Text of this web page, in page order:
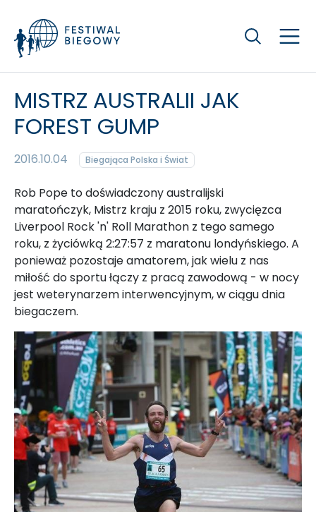
Szukaj
MISTRZ AUSTRALII JAK
FOREST GUMP
2016.10.04 Biegająca Polska i Świat
Rob Pope to doświadczony australijski
maratończyk, Mistrz kraju z 2015 roku, zwycięzca
Liverpool Rock 'n' Roll Marathon z tego samego
roku, z życiówką 2:27:57 z maratonu londyńskiego. A
ponieważ pozostaje amatorem, jak wielu z nas
miłość do sportu łączy z pracą zawodową - w nocy
jest weterynarzem interwencyjnym, w ciągu dnia
biegaczem.